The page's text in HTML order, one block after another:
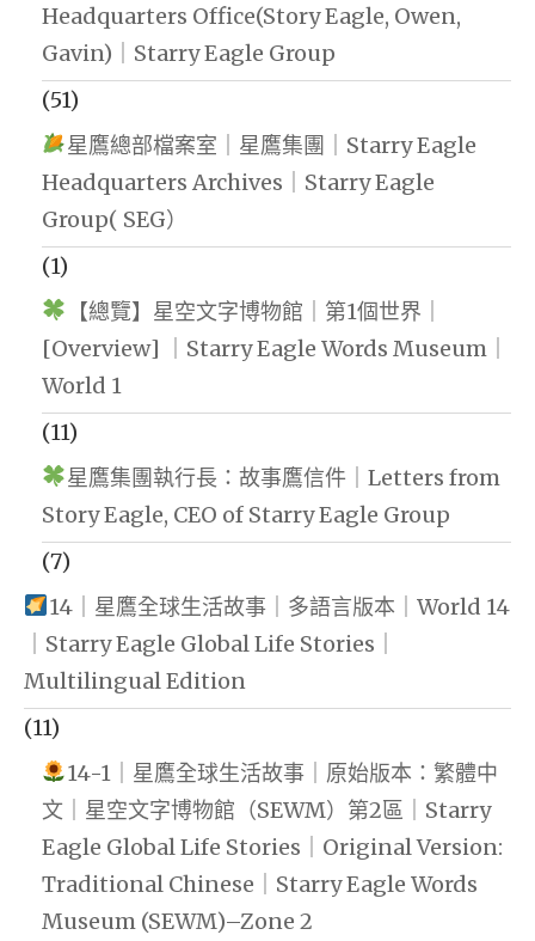
Headquarters Office(Story Eagle, Owen,
Gavin)｜Starry Eagle Group
(51)
星鷹總部檔案室｜星鷹集團｜Starry Eagle
Headquarters Archives｜Starry Eagle
Group( SEG）
(1)
【總覽】星空文字博物館｜第1個世界｜
[Overview] ｜Starry Eagle Words Museum｜
World 1
(11)
星鷹集團執行長：故事鷹信件｜Letters from
Story Eagle, CEO of Starry Eagle Group
(7)
14｜星鷹全球生活故事｜多語言版本｜World 14
｜Starry Eagle Global Life Stories｜
Multilingual Edition
(11)
14-1｜星鷹全球生活故事｜原始版本：繁體中
文｜星空文字博物館（SEWM）第2區｜Starry
Eagle Global Life Stories｜Original Version:
Traditional Chinese｜Starry Eagle Words
Museum (SEWM)–Zone 2